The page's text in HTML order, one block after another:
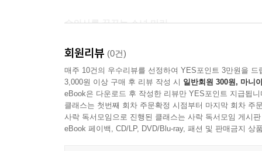
수의사를 꿈꾸는 소녀 마리,
마을의 고양이 여섯 마리가 동시에 사라졌다!
사라진 고양이들은 모두 순수 혈통의 예쁜 고양
낌새를 눈치채고 어른들에게 도움을 청하지만,
사건을 해결하기 위해 머리를 맞대는데…….
회원리뷰 (0건)
매주 10건의 우수리뷰를 선정하여 YES포인트 3만원을 드
3,000원 이상 구매 후 리뷰 작성 시 일반회원 300원, 마니
eBook은 다운로드 후 작성한 리뷰만 YES포인트 지급됩니
클래스는 첫번째 회차 주문확정 시점부터 마지막 회차 주
사락 독서모임으로 진행된 클래스는 사락 독서모임 게시
eBook 페이백, CD/LP, DVD/Blu-ray, 패션 및 판매금지 상